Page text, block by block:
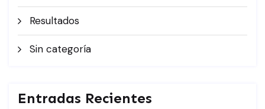
Resultados
Sin categoría
Entradas Recientes